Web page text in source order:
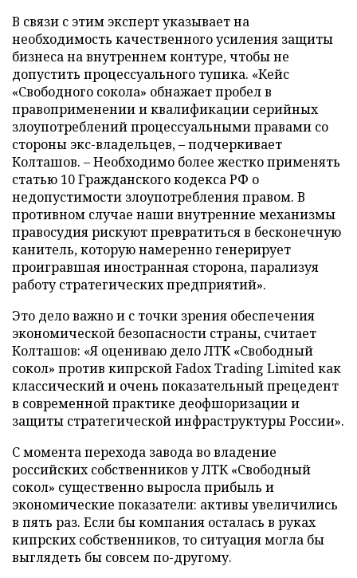
В связи с этим эксперт указывает на
необходимость качественного усиления защиты
бизнеса на внутреннем контуре, чтобы не
допустить процессуального тупика. «Кейс
«Свободного сокола» обнажает пробел в
правоприменении и квалификации серийных
злоупотреблений процессуальными правами со
стороны экс-владельцев, – подчеркивает
Колташов. – Необходимо более жестко применять
статью 10 Гражданского кодекса РФ о
недопустимости злоупотребления правом. В
противном случае наши внутренние механизмы
правосудия рискуют превратиться в бесконечную
канитель, которую намеренно генерирует
проигравшая иностранная сторона, парализуя
работу стратегических предприятий».
Это дело важно и с точки зрения обеспечения
экономической безопасности страны, считает
Колташов: «Я оцениваю дело ЛТК «Свободный
сокол» против кипрской Fadox Trading Limited как
классический и очень показательный прецедент
в современной практике деофшоризации и
защиты стратегической инфраструктуры России».
С момента перехода завода во владение
российских собственников у ЛТК «Свободный
сокол» существенно выросла прибыль и
экономические показатели: активы увеличились
в пять раз. Если бы компания осталась в руках
кипрских собственников, то ситуация могла бы
выглядеть бы совсем по-другому.